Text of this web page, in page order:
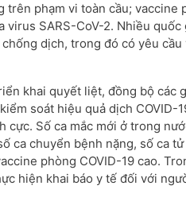
trên phạm vi toàn cầu; vaccine
virus SARS-CoV-2. Nhiều
dịch, trong đó có yêu
khai quyết liệt, đồng bộ các
soát hiệu quả dịch COVID-
cực. Số ca mắc mới ở trong
ca chuyển bệnh nặng, số ca
phòng COVID-19 cao.
hiện khai báo y tế đối với